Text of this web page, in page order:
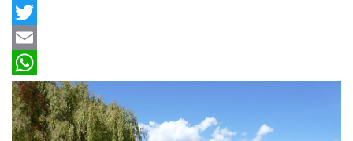
Facebook
Twitter
Email
WhatsApp